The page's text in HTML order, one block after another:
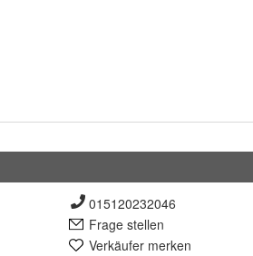
015120232046
Frage stellen
Verkäufer merken